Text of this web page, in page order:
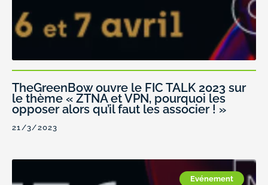
TheGreenBow ouvre le FIC TALK 2023 sur
le thème « ZTNA et VPN, pourquoi les
opposer alors qu’il faut les associer ! »
21/3/2023
Evénement